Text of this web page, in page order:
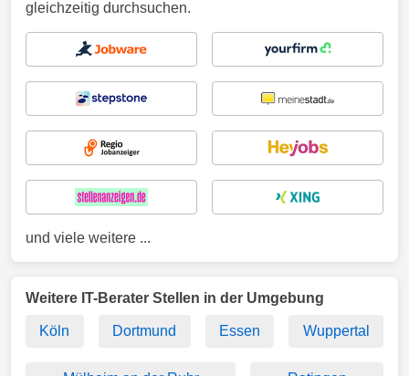
gleichzeitig durchsuchen.
und viele weitere ...
Weitere IT-Berater Stellen in der Umgebung
Köln Dortmund Essen Wuppertal